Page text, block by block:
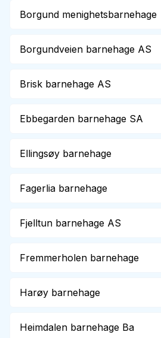
Borgund menighetsbarnehage
Borgundveien barnehage AS
Brisk barnehage AS
Ebbegarden barnehage SA
Ellingsøy barnehage
Fagerlia barnehage
Fjelltun barnehage AS
Fremmerholen barnehage
Harøy barnehage
Heimdalen barnehage Ba